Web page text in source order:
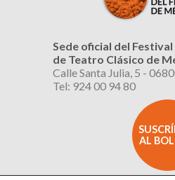
Sede oficial del
de Teatro Clásico de
Calle Santa Julia, 5 -
Tel: 924 00 94 80
AL